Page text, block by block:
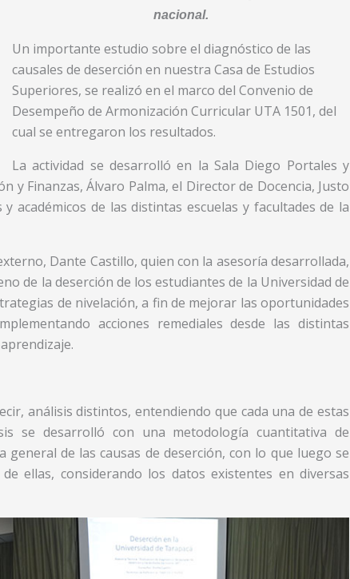
nacional.
Un importante estudio sobre el diagnóstico de las
causales de deserción en nuestra Casa de Estudios
Superiores, se realizó en el marco del Convenio de
Desempeño de Armonización Curricular UTA 1501, del
cual se entregaron los resultados.
La actividad se desarrolló en la Sala Diego Portales y
y Finanzas, Álvaro Palma, el Director de Docencia, Justo
académicos de las distintas escuelas y facultades de la
Dante Castillo, quien con la asesoría desarrollada,
de la deserción de los estudiantes de la Universidad de
de nivelación, a fin de mejorar las oportunidades
acciones remediales desde las distintas
análisis distintos, entendiendo que cada una de estas
se desarrolló con una metodología cuantitativa de
de las causas de deserción, con lo que luego se
ellas, considerando los datos existentes en diversas